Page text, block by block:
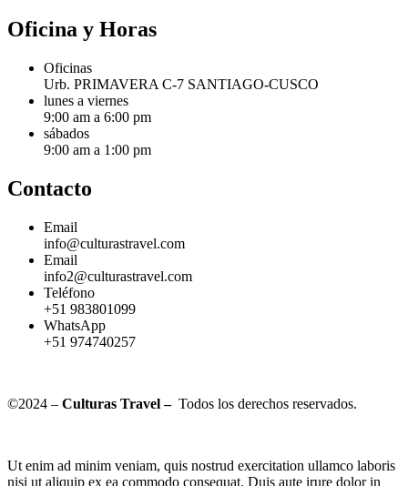
Oficina y Horas
Oficinas
Urb. PRIMAVERA C-7 SANTIAGO-CUSCO
lunes a viernes
9:00 am a 6:00 pm
sábados
9:00 am a 1:00 pm
Contacto
Email
info@culturastravel.com
Email
info2@culturastravel.com
Teléfono
+51 983801099
WhatsApp
+51 974740257
©2024 – Culturas Travel – Todos los derechos reservados.
Ut enim ad minim veniam, quis nostrud exercitation ullamco laboris
nisi ut aliquip ex ea commodo consequat. Duis aute irure dolor in